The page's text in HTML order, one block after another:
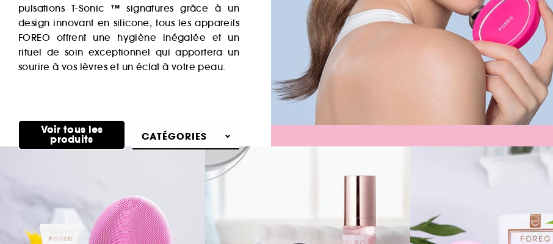
pulsations T-Sonic ™ signatures grâce à un
design innovant en silicone, tous les appareils
FOREO offrent une hygiène inégalée et un
rituel de soin exceptionnel qui apportera un
sourire à vos lèvres et un éclat à votre peau.
Voir tous les
produits CATÉGORIES